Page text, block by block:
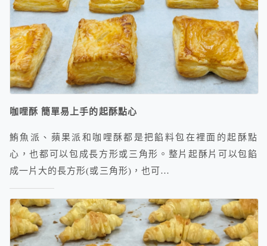
咖哩酥 簡單易上手的起酥點心
鮪魚派、蘋果派和咖哩酥都是把餡料包在裡面的起酥點
心，也都可以包成長方形或三角形。整片起酥片可以包餡
成一片大的長方形(或三角形)，也可…